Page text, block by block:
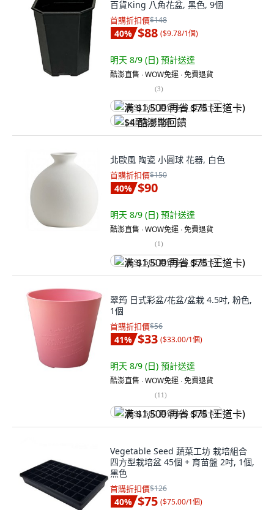
百貨King 八角花盆, 黑色, 9個
首購折扣價$148
40% $88 ($9.78/1個)
明天 8/9 (日) 預計送達
酷澎直售 ∙ WOW免運 ∙ 免費退貨
(3)
满 $1,500 再省 $75 (王道卡)
$4 酷澎幣回饋
北歐風 陶瓷 小圓球 花器, 白色
首購折扣價$150
40% $90
明天 8/9 (日) 預計送達
酷澎直售 ∙ WOW免運 ∙ 免費退貨
(1)
满 $1,500 再省 $75 (王道卡)
翠筠 日式彩盆/花盆/盆栽 4.5吋, 粉色,
1個
首購折扣價$56
41% $33 ($33.00/1個)
明天 8/9 (日) 預計送達
酷澎直售 ∙ WOW免運 ∙ 免費退貨
(11)
满 $1,500 再省 $75 (王道卡)
Vegetable Seed 蔬菜工坊 栽培組合
四方型栽培盆 45個 + 育苗盤 2吋, 1個,
黑色
首購折扣價$126
40% $75 ($75.00/1個)